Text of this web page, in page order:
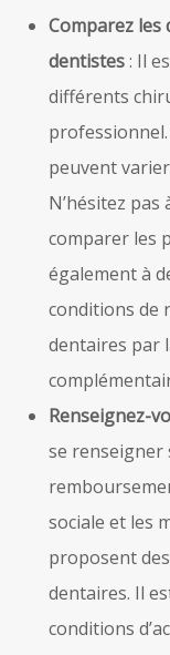
Comparez
dentistes: Il
différents
peuvent
N’hésitez
comparer les
également à
conditions de
dentaires par
Renseignez-
se renseigner
sociale et les
proposent
dentaires. Il
conditions